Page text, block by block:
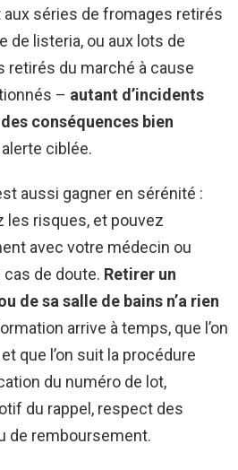
séries de fromages retirés
de listeria, ou aux lots de
retirés du marché à cause
– autant d’incidents
conséquences bien
ciblée.
aussi gagner en sérénité :
les risques, et pouvez
avec votre médecin ou
de doute. Retirer un
de sa salle de bains n’a rien
arrive à temps, que l’on
que l’on suit la procédure
du numéro de lot,
du rappel, respect des
de remboursement.